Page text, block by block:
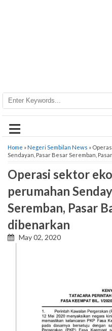
≡
Home »Negeri Sembilan News »
Sendayan, Pasar Besar Seremban,
Operasi sektor
perumahan
Seremban, Pasar
dibenarkan
May 02, 2020